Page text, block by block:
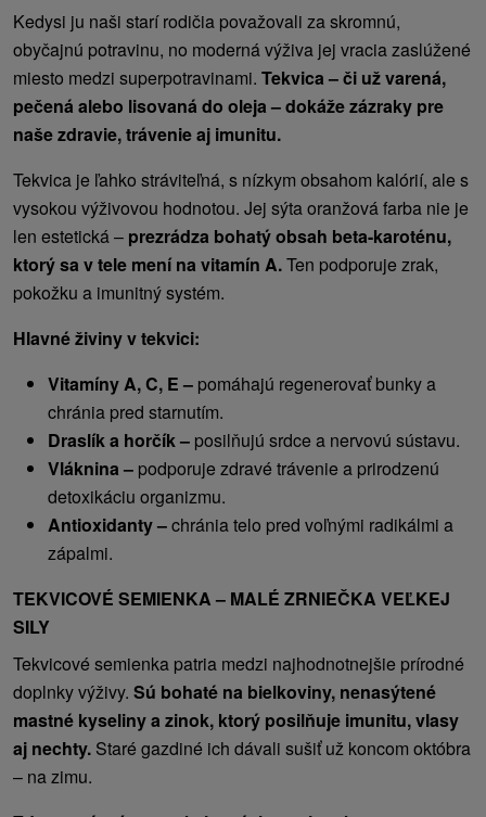
Kedysi ju naši starí rodičia považovali za skromnú,
obyčajnú potravinu, no moderná výživa jej vracia zaslúžené
miesto medzi superpotravinami. Tekvica – či už varená,
pečená alebo lisovaná do oleja – dokáže zázraky pre
naše zdravie, trávenie aj imunitu.
Tekvica je ľahko stráviteľná, s nízkym obsahom kalórií, ale s
vysokou výživovou hodnotou. Jej sýta oranžová farba nie je
len estetická – prezrádza bohatý obsah beta-karoténu,
ktorý sa v tele mení na vitamín A.Ten podporuje zrak,
pokožku a imunitný systém.
Hlavné živiny v tekvici:
Vitamíny A, C, E – pomáhajú regenerovať bunky a
chránia pred starnutím.
Draslík a horčík – posilňujú srdce a nervovú sústavu.
Vláknina – podporuje zdravé trávenie a prirodzenú
detoxikáciu organizmu.
Antioxidanty –chránia telo pred voľnými radikálmi a
zápalmi.
TEKVICOVÉ SEMIENKA – MALÉ ZRNIEČKA VEĽKEJ
SILY
Tekvicové semienka patria medzi najhodnotnejšie prírodné
doplnky výživy. Sú bohaté na bielkoviny, nenasýtené
mastné kyseliny a zinok, ktorý posilňuje imunitu, vlasy
aj nechty. Staré gazdiné ich dávali sušiť už koncom októbra
– na zimu.